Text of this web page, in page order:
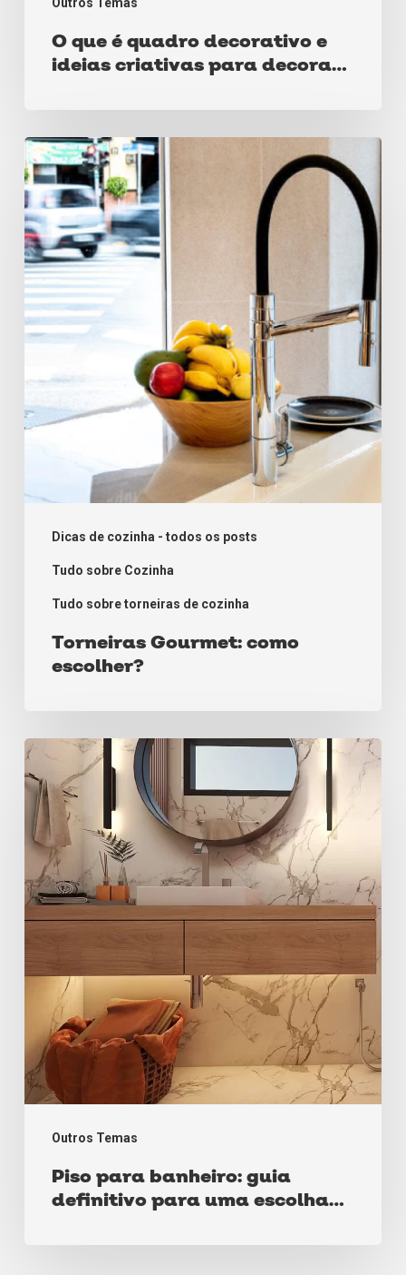
O que é quadro decorativo e
ideias criativas para decorar
Dicas de cozinha - todos os posts
Tudo sobre Cozinha
Tudo sobre torneiras de cozinha
Torneiras
Gourmet:
como
escolher?
Torneiras Gourmet: como
escolher?
Outros Temas
Piso
para
banheiro:
guia
definitivo
para
uma
escolha
perfeita
Piso para banheiro: guia
definitivo para uma escolha